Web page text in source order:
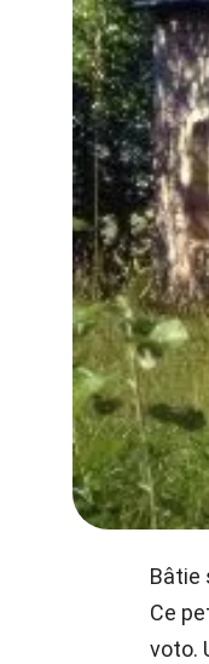
Bâtie
Ce
voto.